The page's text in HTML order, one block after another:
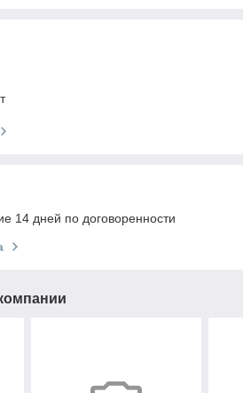
14 дней по договоренности